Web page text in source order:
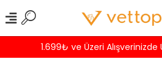
1.699₺ ve Üzeri Alışverinizde